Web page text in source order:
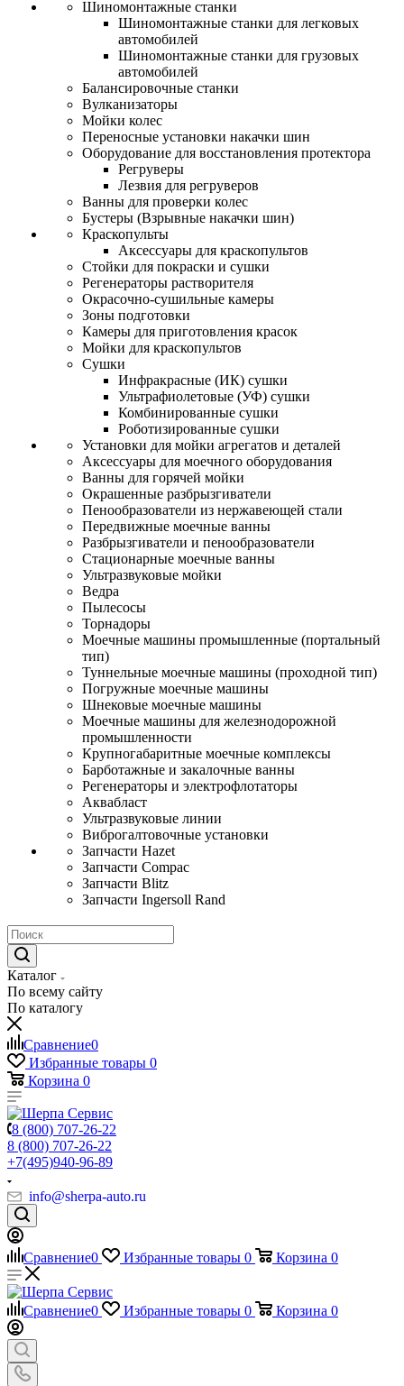
Шиномонтажные станки
Шиномонтажные станки для легковых
автомобилей
Шиномонтажные станки для грузовых
автомобилей
Балансировочные станки
Вулканизаторы
Мойки колес
Переносные установки накачки шин
Оборудование для восстановления протектора
Регруверы
Лезвия для регруверов
Ванны для проверки колес
Бустеры (Взрывные накачки шин)
Краскопульты
Аксессуары для краскопультов
Стойки для покраски и сушки
Регенераторы растворителя
Окрасочно-сушильные камеры
Зоны подготовки
Камеры для приготовления красок
Мойки для краскопультов
Сушки
Инфракрасные (ИК) сушки
Ультрафиолетовые (УФ) сушки
Комбинированные сушки
Роботизированные сушки
Установки для мойки агрегатов и деталей
Аксессуары для моечного оборудования
Ванны для горячей мойки
Окрашенные разбрызгиватели
Пенообразователи из нержавеющей стали
Передвижные моечные ванны
Разбрызгиватели и пенообразователи
Стационарные моечные ванны
Ультразвуковые мойки
Ведра
Пылесосы
Торнадоры
Моечные машины промышленные (портальный
тип)
Туннельные моечные машины (проходной тип)
Погружные моечные машины
Шнековые моечные машины
Моечные машины для железнодорожной
промышленности
Крупногабаритные моечные комплексы
Барботажные и закалочные ванны
Регенераторы и электрофлотаторы
Аквабласт
Ультразвуковые линии
Виброгалтовочные установки
Запчасти Hazet
Запчасти Compac
Запчасти Blitz
Запчасти Ingersoll Rand
Каталог
По всему сайту
По каталогу
Сравнение0
Избранные товары 0
Корзина 0
8 (800) 707-26-22
8 (800) 707-26-22
+7(495)940-96-89
info@sherpa-auto.ru
Сравнение0 Избранные товары 0 Корзина 0
Сравнение0 Избранные товары 0 Корзина 0